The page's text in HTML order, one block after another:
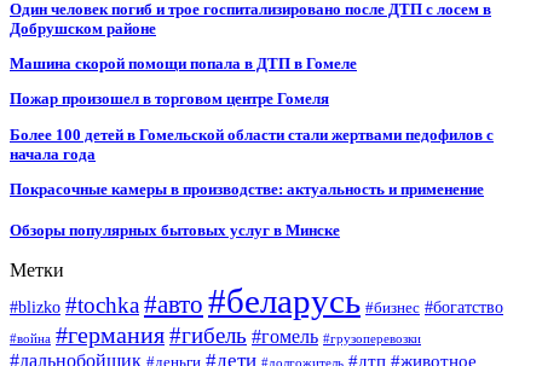
Один человек погиб и трое госпитализировано после ДТП с лосем в
Добрушском районе
Машина скорой помощи попала в ДТП в Гомеле
Пожар произошел в торговом центре Гомеля
Более 100 детей в Гомельской области стали жертвами педофилов с
начала года
Покрасочные камеры в производстве: актуальность и применение
Обзоры популярных бытовых услуг в Минске
Метки
#blizko #tochka#авто #беларусь #бизнес #богатство
#война #германия#гибель #гомель #грузоперевозки
#дальнобойщик #деньги #дети #долгожитель #дтп #животное